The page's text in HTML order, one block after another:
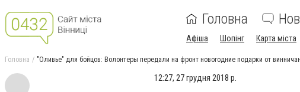
Головна
Афіша Шопінг Карта міста
Головна "Оливье" для бойцов: Волонтеры передали на фронт новогодние подарки от
12:27, 27 грудня 2018 р.